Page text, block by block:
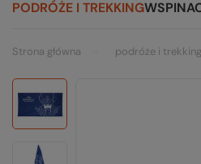
PODRÓŻE I TREKKING
Strona główna podróże i trekking